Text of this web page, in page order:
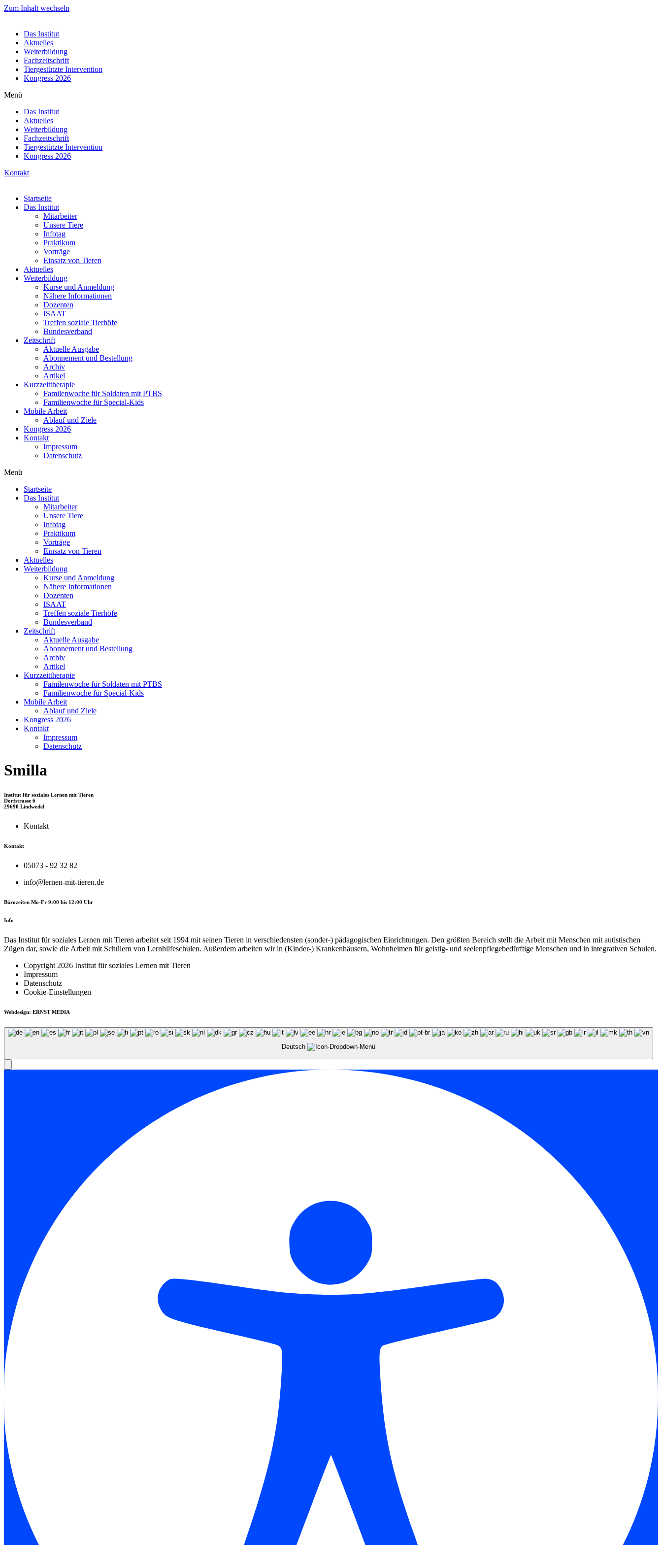
Zum Inhalt wechseln
Das Institut
Aktuelles
Weiterbildung
Fachzeitschrift
Tiergestützte Intervention
Kongress 2026
Menü
Das Institut
Aktuelles
Weiterbildung
Fachzeitschrift
Tiergestützte Intervention
Kongress 2026
Kontakt
Startseite
Das Institut
Mitarbeiter
Unsere Tiere
Infotag
Praktikum
Vorträge
Einsatz von Tieren
Aktuelles
Weiterbildung
Kurse und Anmeldung
Nähere Informationen
Dozenten
ISAAT
Treffen soziale Tierhöfe
Bundesverband
Zeitschrift
Aktuelle Ausgabe
Abonnement und Bestellung
Archiv
Artikel
Kurzzeittherapie
Familenwoche für Soldaten mit PTBS
Familienwoche für Special-Kids
Mobile Arbeit
Ablauf und Ziele
Kongress 2026
Kontakt
Impressum
Datenschutz
Menü
Startseite
Das Institut
Mitarbeiter
Unsere Tiere
Infotag
Praktikum
Vorträge
Einsatz von Tieren
Aktuelles
Weiterbildung
Kurse und Anmeldung
Nähere Informationen
Dozenten
ISAAT
Treffen soziale Tierhöfe
Bundesverband
Zeitschrift
Aktuelle Ausgabe
Abonnement und Bestellung
Archiv
Artikel
Kurzzeittherapie
Familenwoche für Soldaten mit PTBS
Familienwoche für Special-Kids
Mobile Arbeit
Ablauf und Ziele
Kongress 2026
Kontakt
Impressum
Datenschutz
Smilla
Institut für soziales Lernen mit Tieren
Dorfstrasse 6
29690 Lindwedel
Kontakt
Kontakt
05073 - 92 32 82
info@lernen-mit-tieren.de
Bürozeiten Mo-Fr 9:00 bis 12:00 Uhr
Info
Das Institut für soziales Lernen mit Tieren arbeitet seit 1994 mit seinen Tieren in verschiedensten (sonder-) pädagogischen Einrichtungen. Den größten Bereich stellt die Arbeit mit Menschen mit autistischen
Zügen dar, sowie die Arbeit mit Schülern von Lernhilfe­schulen. Außerdem arbeiten wir in (Kinder-) Kranken­häusern, Wohnheimen für geistig- und seelenpflege­bedürftige Menschen und in integrativen Schulen.
Copyright 2026 Institut für soziales Lernen mit Tieren
Impressum
Datenschutz
Cookie-Einstellungen
Webdesign: ERNST MEDIA
Deutsch